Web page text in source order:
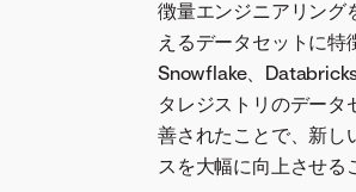
徴量エンジニアリング
えるデータセットに特
Snowflake、
タレジストリのデー
善されたことで、新し
スを大幅に向上させる